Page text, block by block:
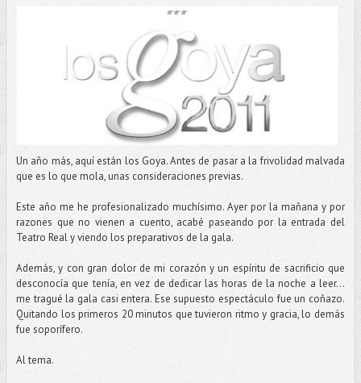
Un año más, aquí están los Goya. Antes de pasar a la frivolidad malvada
que es lo que mola, unas consideraciones previas.
Este año me he profesionalizado muchísimo. Ayer por la mañana y por
razones que no vienen a cuento, acabé paseando por la entrada del
Teatro Real y viendo los preparativos de la gala.
Además, y con gran dolor de mi corazón y un espíritu de sacrificio que
desconocía que tenía, en vez de dedicar las horas de la noche a leer…
me tragué la gala casi entera. Ese supuesto espectáculo fue un coñazo.
Quitando los primeros 20 minutos que tuvieron ritmo y gracia, lo demás
fue soporífero.
Al tema.